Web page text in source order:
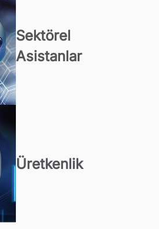
Sektörel
Asistanlar
Üretkenlik